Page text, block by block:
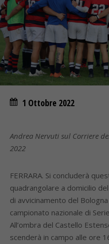
1 Ottobre 2022
Andrea Nervuti sul Corriere
2022
FERRARA. Si concluderà
quadrangolare a domicilio
di avvicinamento del
campionato nazionale di
All’ombra del Castello
scenderà in campo alle ore